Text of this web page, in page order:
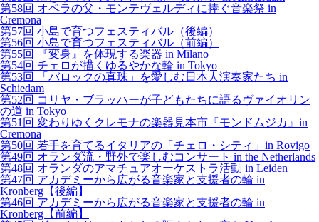
第58回 オペラの父・モンテヴェルディに捧ぐ音楽祭 in
Cremona
第57回 小島で育つフェスティバル（後編）
第56回 小島で育つフェスティバル（前編）
第55回 『変身』を体現する楽器 in Milano
第54回 チェロが描くゆるやかな輪 in Tokyo
第53回 「バロックの真珠」を愛しむ日本人演奏家たち in
Schiedam
第52回 コリヤ・ブラッハーが子どもたちに語るヴァイオリン
の道 in Tokyo
第51回 変わりゆくクレモナの楽器見本市『モンドムジカ』in
Cremona
第50回 若手を育てるイタリアの「チェロ・シティ」in Rovigo
第49回 オランダ流・野外で楽しむコンサート in the Netherlands
第48回 オランダのアマチュアオーケストラ活動 in Leiden
第47回 アカデミーから広がる音楽家と支援者の輪 in
Kronberg【後編】
第46回 アカデミーから広がる音楽家と支援者の輪 in
Kronberg【前編】